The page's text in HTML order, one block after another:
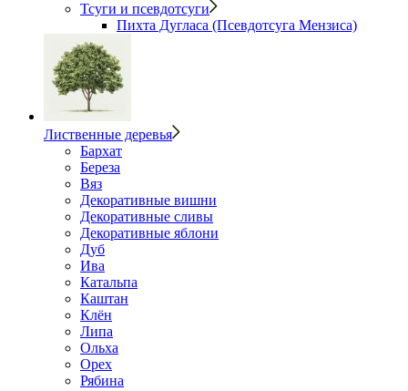
Тсуги и псевдотсуги
Пихта Дугласа (Псевдотсуга Мензиса)
Лиственные деревья
Бархат
Береза
Вяз
Декоративные вишни
Декоративные сливы
Декоративные яблони
Дуб
Ива
Катальпа
Каштан
Клён
Липа
Ольха
Орех
Рябина